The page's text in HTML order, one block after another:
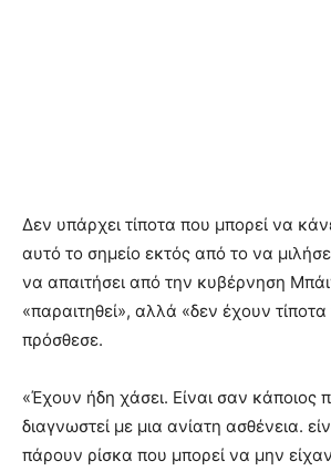
Δεν υπάρχει τίποτα που μπορεί να
αυτό το σημείο εκτός από το να
να απαιτήσει από την κυβέρνηση
«παραιτηθεί», αλλά «δεν έχουν
πρόσθεσε.
«Έχουν ήδη χάσει. Είναι σαν κάποιος
διαγνωστεί με μια ανίατη ασθένεια.
πάρουν ρίσκα που μπορεί να μην